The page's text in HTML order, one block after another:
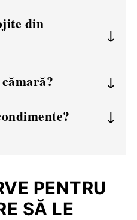
din
le puțin în plus.
PENTRU
SĂ LE